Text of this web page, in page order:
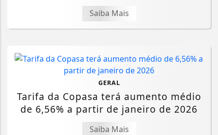
Saiba Mais
GERAL
Tarifa da Copasa terá aumento médio
de 6,56% a partir de janeiro de 2026
Saiba Mais